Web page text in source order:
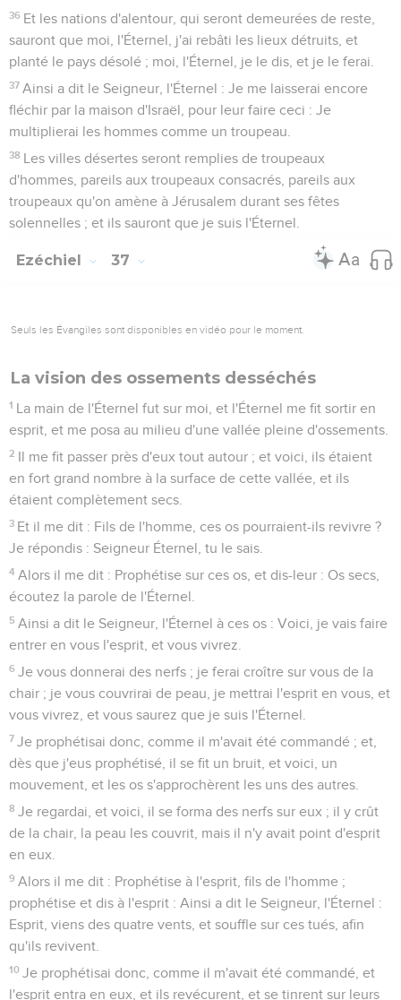
36 Et les nations d'alentour, qui seront demeurées de reste,
sauront que moi, l'Éternel, j'ai rebâti les lieux détruits, et
planté le pays désolé ; moi, l'Éternel, je le dis, et je le ferai.
37 Ainsi a dit le Seigneur, l'Éternel : Je me laisserai encore
fléchir par la maison d'Israël, pour leur faire ceci : Je
multiplierai les hommes comme un troupeau.
38 Les villes désertes seront remplies de troupeaux
d'hommes, pareils aux troupeaux consacrés, pareils aux
troupeaux qu'on amène à Jérusalem durant ses fêtes
solennelles ; et ils sauront que je suis l'Éternel.
Ezéchiel 37
Seuls les Évangiles sont disponibles en vidéo pour le moment.
La vision des ossements desséchés
1 La main de l'Éternel fut sur moi, et l'Éternel me fit sortir en
esprit, et me posa au milieu d'une vallée pleine d'ossements.
2 Il me fit passer près d'eux tout autour ; et voici, ils étaient
en fort grand nombre à la surface de cette vallée, et ils
étaient complètement secs.
3 Et il me dit : Fils de l'homme, ces os pourraient-ils revivre ?
Je répondis : Seigneur Éternel, tu le sais.
4 Alors il me dit : Prophétise sur ces os, et dis-leur : Os secs,
écoutez la parole de l'Éternel.
5 Ainsi a dit le Seigneur, l'Éternel à ces os : Voici, je vais faire
entrer en vous l'esprit, et vous vivrez.
6 Je vous donnerai des nerfs ; je ferai croître sur vous de la
chair ; je vous couvrirai de peau, je mettrai l'esprit en vous, et
vous vivrez, et vous saurez que je suis l'Éternel.
7 Je prophétisai donc, comme il m'avait été commandé ; et,
dès que j'eus prophétisé, il se fit un bruit, et voici, un
mouvement, et les os s'approchèrent les uns des autres.
8 Je regardai, et voici, il se forma des nerfs sur eux ; il y crût
de la chair, la peau les couvrit, mais il n'y avait point d'esprit
en eux.
9 Alors il me dit : Prophétise à l'esprit, fils de l'homme ;
prophétise et dis à l'esprit : Ainsi a dit le Seigneur, l'Éternel :
Esprit, viens des quatre vents, et souffle sur ces tués, afin
qu'ils revivent.
10 Je prophétisai donc, comme il m'avait été commandé, et
l'esprit entra en eux, et ils revécurent, et se tinrent sur leurs